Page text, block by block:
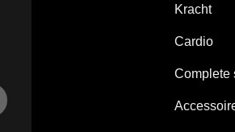
Kracht
Cardio
Complete